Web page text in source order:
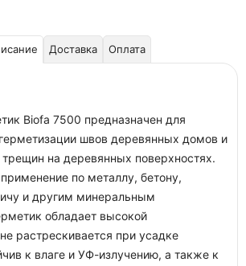
Доставка Оплата
Biofa 7500 предназначен для
швов деревянных домов и
трещин на деревянных поверхностях.
по металлу, бетону,
и другим минеральным
обладает высокой
растрескивается при усадке
к влаге и УФ-излучению, а также к